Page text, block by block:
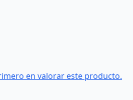
en valorar este producto.